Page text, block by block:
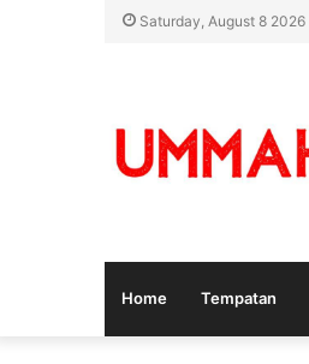
Saturday, August 8 2026
Home Tempatan